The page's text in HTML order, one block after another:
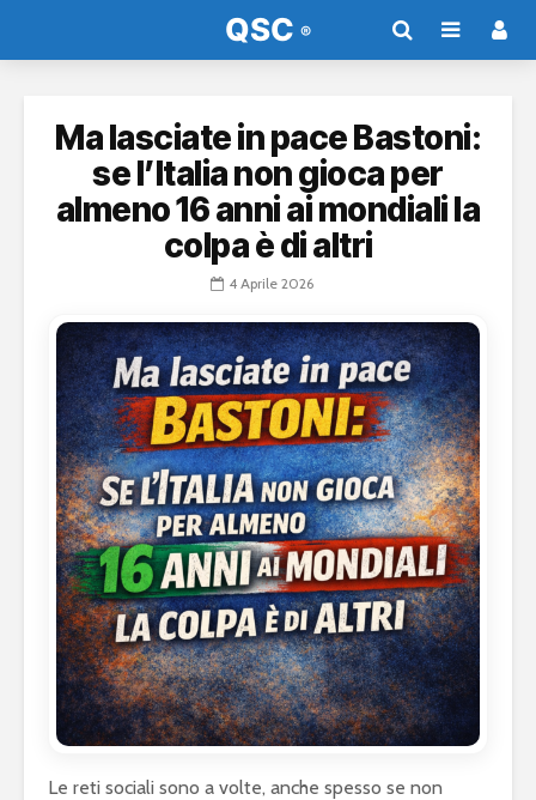
Ma lasciate in pace Bastoni:
se l’Italia non gioca per
almeno 16 anni ai mondiali la
colpa è di altri
4 Aprile 2026
Le reti sociali sono a volte, anche spesso se non